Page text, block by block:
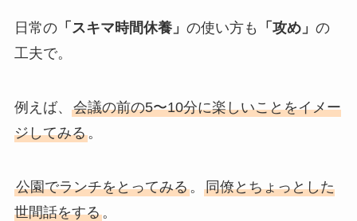
日常の「スキマ時間休養」 の使い方も 「攻め」 の
工夫で。
例えば、 会議の前の5〜10分に楽しいことをイメー
ジしてみる。
公園でランチをとってみる。 同僚とちょっとした
世間話をする。